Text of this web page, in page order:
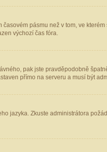
pásmu než v tom, ve
výchozí čas fóra.
pak jste pravděpodobně
přímo na serveru a musí být
jazyka. Zkuste administrátora